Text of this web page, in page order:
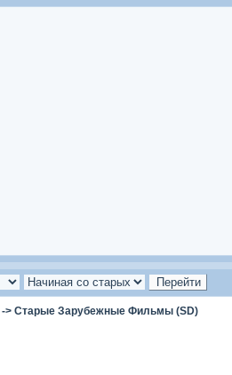
> Старые Зарубежные Фильмы (SD)